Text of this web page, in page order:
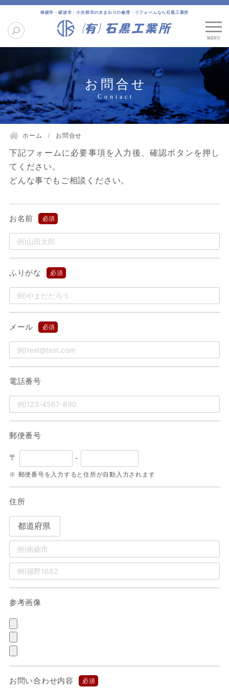
南砺市・砺波市・小矢部市の水まわりの修理・リフォームなら石黒工業所
お問合せ
ホーム お問合せ
下記フォームに必要事項を入力後、確認ボタンを押し
てください。
どんな事でもご相談ください。
お名前 必須
ふりがな 必須
メール 必須
電話番号
郵便番号
〒 -
郵便番号を入力すると住所が自動入力されます
住所
参考画像
お問い合わせ内容 必須